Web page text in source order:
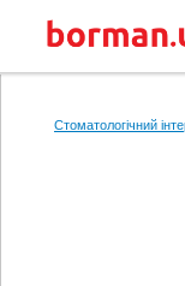
Стоматологічний